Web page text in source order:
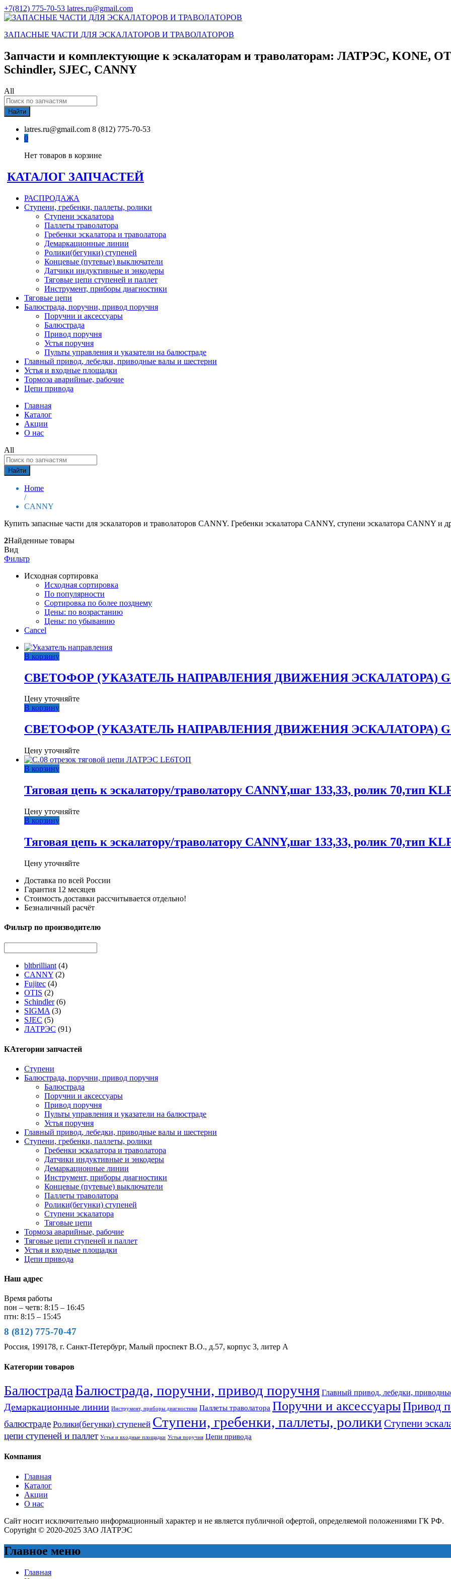
+7(812) 775-70-53 latres.ru@gmail.com
ЗАПАСНЫЕ ЧАСТИ ДЛЯ ЭСКАЛАТОРОВ И ТРАВОЛАТОРОВ
Запчасти и комплектующие к эскалаторам и траволаторам: ЛАТРЭС, KONE,
Schindler, SJEC, CANNY
All
Найти
latres.ru@gmail.com 8 (812) 775-70-53
0
Нет товаров в корзине
КАТАЛОГ ЗАПЧАСТЕЙ
РАСПРОДАЖА
Ступени, гребенки, паллеты, ролики
Ступени эскалатора
Паллеты траволатора
Гребенки эскалатора и траволатора
Демаркационные линии
Ролики(бегунки) ступеней
Концевые (путевые) выключатели
Датчики индуктивные и энкодеры
Тяговые цепи ступеней и паллет
Инструмент, приборы диагностики
Тяговые цепи
Балюстрада, поручни, привод поручня
Поручни и аксессуары
Балюстрада
Привод поручня
Устья поручня
Пульты управления и указатели на балюстраде
Главный привод, лебедки, приводные валы и шестерни
Устья и входные площадки
Тормоза аварийные, рабочие
Цепи привода
Главная
Каталог
Акции
О нас
All
Найти
Home
/
CANNY
Купить запасные части для эскалаторов и траволаторов CANNY. Гребенки эскалатора CANNY, ступени эскалатора CANNY и
2Найденные товары
Вид
Фильтр
Исходная сортировка
Исходная сортировка
По популярности
Сортировка по более позднему
Цены: по возрастанию
Цены: по убыванию
Cancel
В корзину
СВЕТОФОР (УКАЗАТЕЛЬ НАПРАВЛЕНИЯ ДВИЖЕНИЯ ЭСКАЛАТОРА)
Цену уточняйте
В корзину
СВЕТОФОР (УКАЗАТЕЛЬ НАПРАВЛЕНИЯ ДВИЖЕНИЯ ЭСКАЛАТОРА)
Цену уточняйте
ТОП
В корзину
Тяговая цепь к эскалатору/траволатору CANNY,шаг 133,33, ролик 70,тип
Цену уточняйте
В корзину
Тяговая цепь к эскалатору/траволатору CANNY,шаг 133,33, ролик 70,тип
Цену уточняйте
Доставка по всей России
Гарантия 12 месяцев
Стоимость доставки рассчитывается отдельно!
Безналичный расчёт
Фильтр по производителю
bltbrilliant (4)
CANNY (2)
Fujitec (4)
OTIS (2)
Schindler (6)
SIGMA (3)
SJEC (5)
ЛАТРЭС (91)
КАтегории запчастей
Ступени
Балюстрада, поручни, привод поручня
Балюстрада
Поручни и аксессуары
Привод поручня
Пульты управления и указатели на балюстраде
Устья поручня
Главный привод, лебедки, приводные валы и шестерни
Ступени, гребенки, паллеты, ролики
Гребенки эскалатора и траволатора
Датчики индуктивные и энкодеры
Демаркационные линии
Инструмент, приборы диагностики
Концевые (путевые) выключатели
Паллеты траволатора
Ролики(бегунки) ступеней
Ступени эскалатора
Тяговые цепи
Тормоза аварийные, рабочие
Тяговые цепи ступеней и паллет
Устья и входные площадки
Цепи привода
Наш адрес
Время работы
пон – четв: 8:15 – 16:45
птн: 8:15 – 15:45
8 (812) 775-70-47
Россия, 199178, г. Санкт-Петербург, Малый проспект В.О., д.57, корпус 3, литер А
Категории товаров
БалюстрадаБалюстрада, поручни, привод поручня Главный привод, лебедки,
Демаркационные линии Инструмент, приборы диагностики Паллеты траволатора Поручни и аксессуарыПривод
балюстраде Ролики(бегунки) ступеней Ступени, гребенки, паллеты, ролики Ступени
цепи ступеней и паллет Устья и входные площадки Устья поручня Цепи привода
Компания
Главная
Каталог
Акции
О нас
Сайт носит исключительно информационный характер и не является публичной офертой, определяемой положениями ГК РФ.
Copyright © 2020-2025 ЗАО ЛАТРЭС
Главное меню
Главная